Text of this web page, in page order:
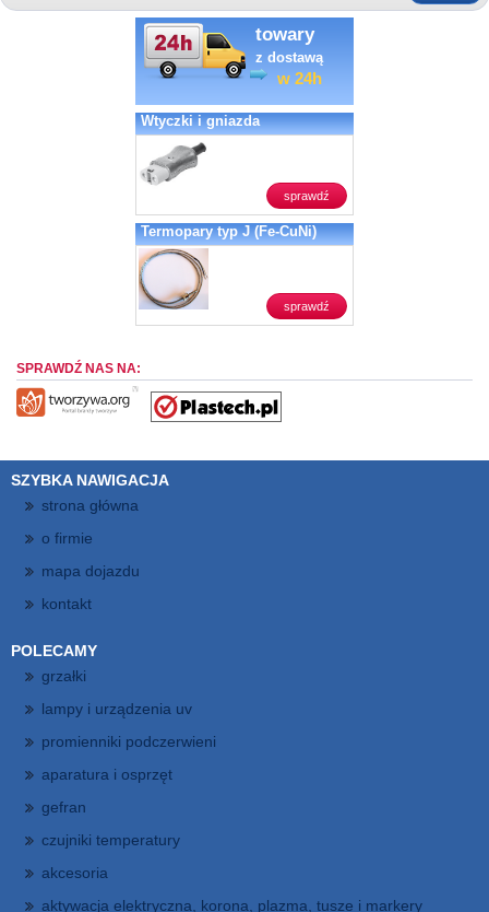
towary
z dostawą
w 24h
Wtyczki i gniazda
sprawdź
Termopary typ J (Fe-CuNi)
sprawdź
SPRAWDŹ NAS NA:
SZYBKA NAWIGACJA
strona główna
o firmie
mapa dojazdu
kontakt
POLECAMY
grzałki
lampy i urządzenia uv
promienniki podczerwieni
aparatura i osprzęt
gefran
czujniki temperatury
akcesoria
aktywacja elektryczna, korona, plazma, tusze i markery